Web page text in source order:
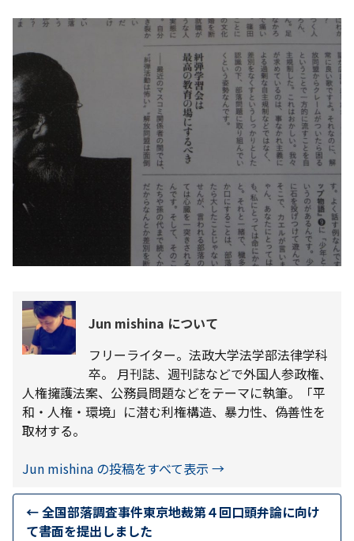
Jun mishina について
フリーライター。法政大学法学部法律学科
卒。 月刊誌、週刊誌などで外国人参政権、
人権擁護法案、公務員問題などをテーマに執筆。「平
和・人権・環境」に潜む利権構造、暴力性、偽善性を
取材する。
Jun mishina の投稿をすべて表示 →
←全国部落調査事件東京地裁第４回口頭弁論に向け
て書面を提出しました